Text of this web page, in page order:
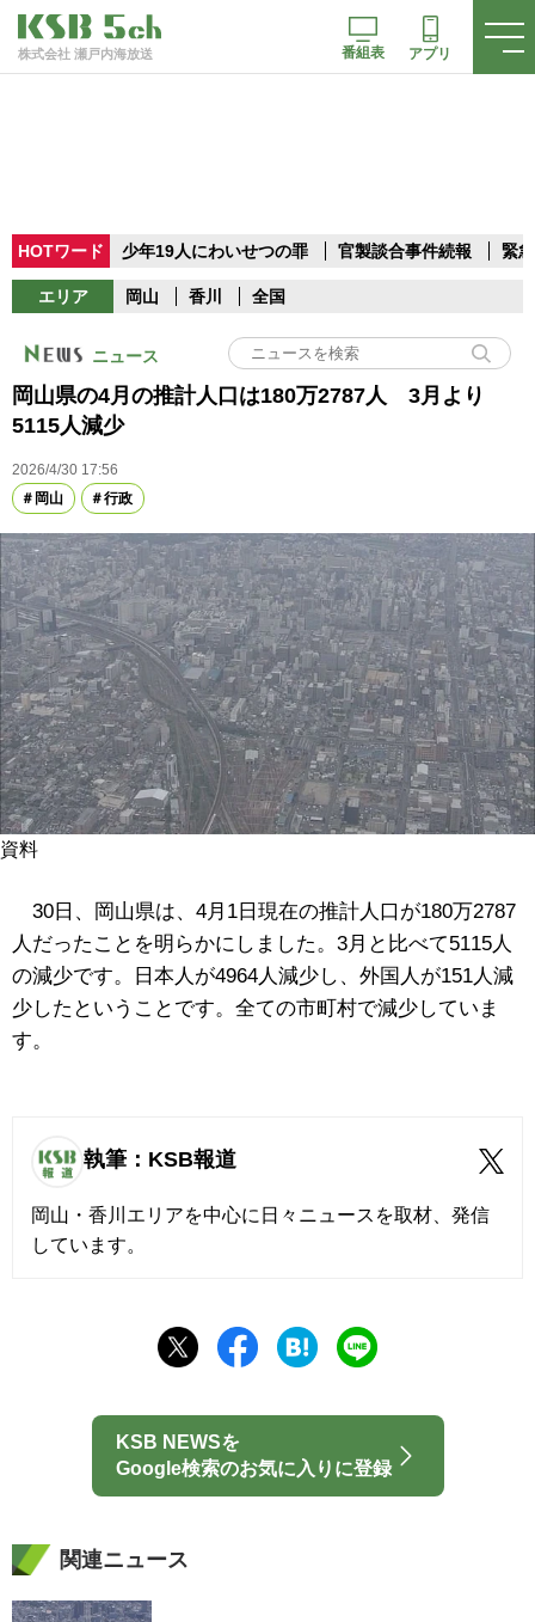
株式会社 瀬戸内海放送 番組表 アプリ
HOTワード 少年19人にわいせつの罪 官製談合事件続報 緊
エリア 岡山 香川 全国
ニュース
岡山県の4月の推計人口は180万2787人 3月より
5115人減少
2026/4/30 17:56
岡山
行政
資料
30日、岡山県は、4月1日現在の推計人口が180万2787
人だったことを明らかにしました。3月と比べて5115人
の減少です。日本人が4964人減少し、外国人が151人減
少したということです。全ての市町村で減少していま
す。
執筆：KSB報道
岡山・香川エリアを中心に日々ニュースを取材、発信
しています。
KSB NEWSを
Google検索のお気に入りに登録
関連ニュース